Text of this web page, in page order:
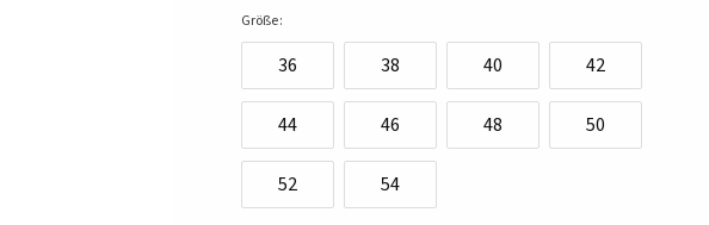
Größe:
36 38 40 42
44 46 48 50
52 54